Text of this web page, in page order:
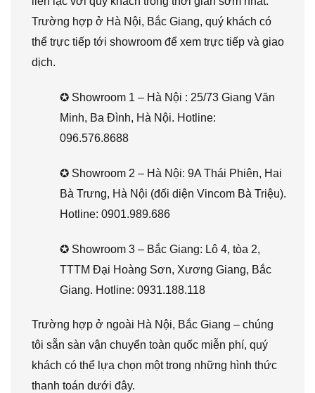
Trường hợp ở Hà Nội, Bắc Giang, quý khách có
thể trực tiếp tới showroom để xem trực tiếp và giao
dịch.
✪ Showroom 1 – Hà Nội : 25/73 Giang Văn
Minh, Ba Đình, Hà Nội. Hotline:
096.576.8688
✪ Showroom 2 – Hà Nội: 9A Thái Phiên, Hai
Bà Trưng, Hà Nội (đối diện Vincom Bà Triệu).
Hotline: 0901.989.686
✪ Showroom 3 – Bắc Giang: Lô 4, tòa 2,
TTTM Đại Hoàng Sơn, Xương Giang, Bắc
Giang. Hotline: 0931.188.118
Trường hợp ở ngoài Hà Nội, Bắc Giang – chúng
tôi sẵn sàn vận chuyển toàn quốc miễn phí, quý
khách có thể lựa chọn một trong những hình thức
thanh toán dưới đây.